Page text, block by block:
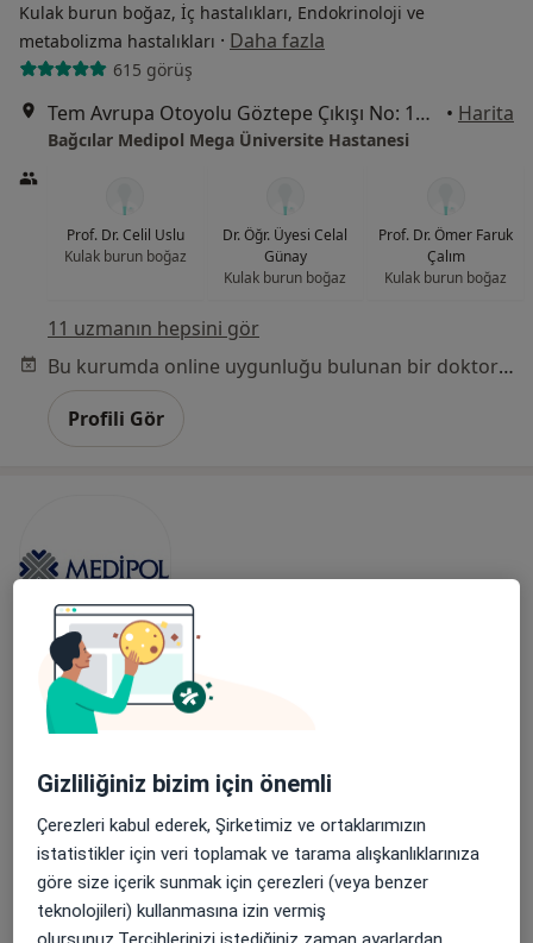
Kulak burun boğaz, İç hastalıkları, Endokrinoloji ve
metabolizma hastalıkları · Daha fazla
615 görüş
Tem Avrupa Otoyolu Göztepe Çıkışı No: 1Bağcılar, İstanbul • Harita
Bağcılar Medipol Mega Üniversite Hastanesi
Prof. Dr. Celil Uslu
Kulak burun boğaz
Dr. Öğr. Üyesi Celal
Günay
Kulak burun boğaz
Prof. Dr. Ömer Faruk
Çalım
Kulak burun boğaz
11 uzmanın hepsini gör
Bu kurumda online uygunluğu bulunan bir doktor veya uzman bulunamadı
Profili Gör
Pendik Medipol Üniversitesi Hastanesi
Kulak burun boğaz, İç hastalıkları, Gastroenteroloji
337 görüş
Bahçelievler Mahallesi Adnan Menderes Bulvarı No:31, Pendik
Pendik Medipol Üniversitesi Hastanesi
Gizliliğiniz bizim için önemli
Çerezleri kabul ederek, Şirketimiz ve ortaklarımızın
istatistikler için veri toplamak ve tarama alışkanlıklarınıza
göre size içerik sunmak için çerezleri (veya benzer
teknolojileri) kullanmasına izin vermiş